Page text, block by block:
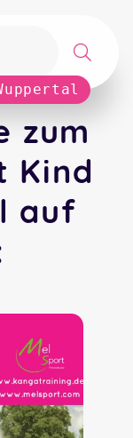
zum
Kind
auf